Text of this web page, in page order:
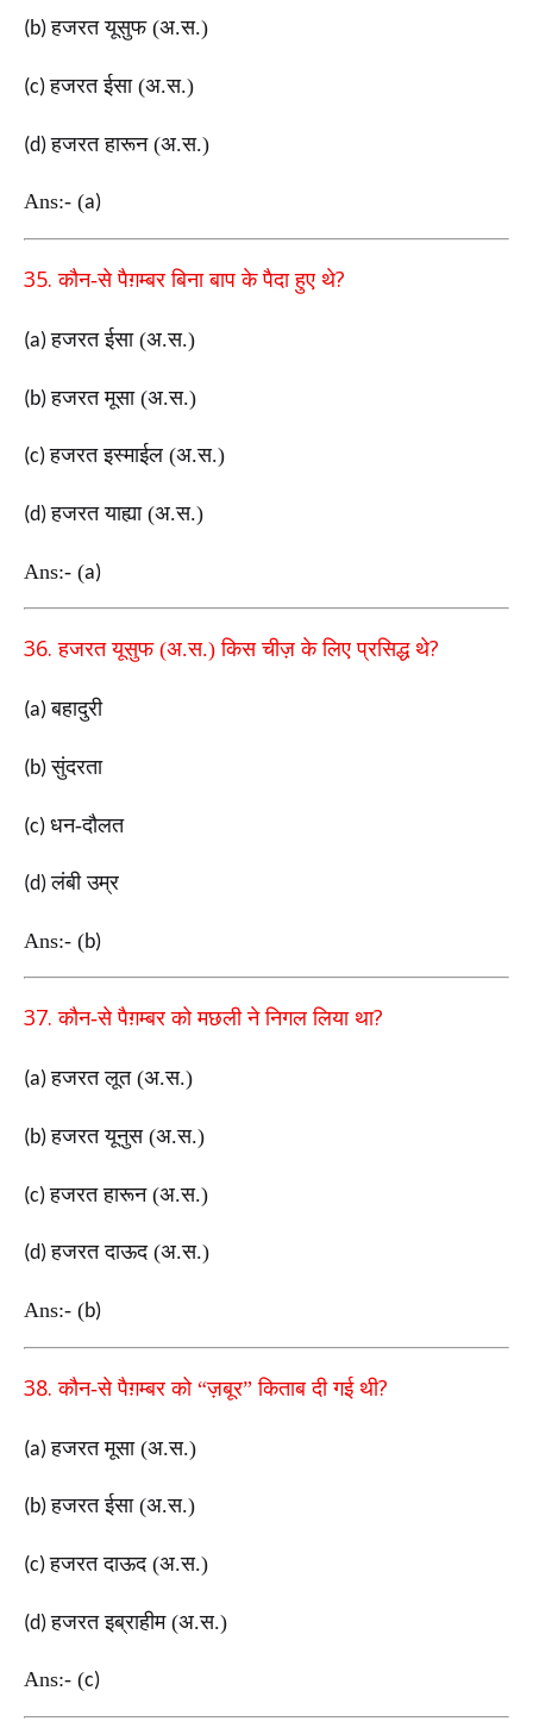
(b)हजरत यूसुफ (अ.स.)
(c)हजरत ईसा (अ.स.)
(d)हजरत हारून (अ.स.)
Ans:- (a)
35.कौन-से पैग़म्बर बिना बाप के पैदा हुए थे?
(a)हजरत ईसा (अ.स.)
(b)हजरत मूसा (अ.स.)
(c)हजरत इस्माईल (अ.स.)
(d)हजरत याह्या (अ.स.)
Ans:- (a)
36.हजरत यूसुफ (अ.स.) किस चीज़ के लिए प्रसिद्ध थे?
(a)बहादुरी
(b)सुंदरता
(c) धन-दौलत
(d)लंबी उम्र
Ans:- (b)
37.कौन-से पैग़म्बर को मछली ने निगल लिया था?
(a)हजरत लूत (अ.स.)
(b)हजरत यूनुस (अ.स.)
(c)हजरत हारून (अ.स.)
(d)हजरत दाऊद (अ.स.)
Ans:- (b)
38.कौन-से पैग़म्बर को “ज़बूर” किताब दी गई थी?
(a)हजरत मूसा (अ.स.)
(b)हजरत ईसा (अ.स.)
(c)हजरत दाऊद (अ.स.)
(d)हजरत इब्राहीम (अ.स.)
Ans:- (c)